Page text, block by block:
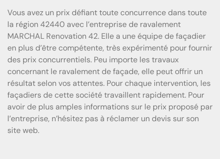
Vous avez un prix défiant toute concurrence dans toute
la région 42440 avec l’entreprise de ravalement
MARCHAL Renovation 42. Elle a une équipe de façadier
en plus d’être compétente, très expérimenté pour fournir
des prix concurrentiels. Peu importe les travaux
concernant le ravalement de façade, elle peut offrir un
résultat selon vos attentes. Pour chaque intervention, les
façadiers de cette société travaillent rapidement. Pour
avoir de plus amples informations sur le prix proposé par
l’entreprise, n’hésitez pas à réclamer un devis sur son
site web.